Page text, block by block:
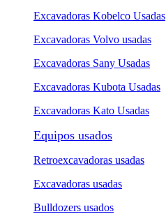
Excavadoras Kobelco Usadas
Excavadoras Volvo usadas
Excavadoras Sany Usadas
Excavadoras Kubota Usadas
Excavadoras Kato Usadas
Equipos usados
Retroexcavadoras usadas
Excavadoras usadas
Bulldozers usados